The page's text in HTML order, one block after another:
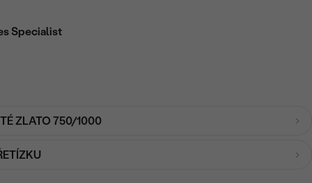
Specialist
ZLATO 750/1000